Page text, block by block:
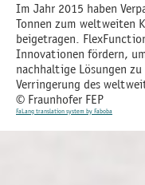
Im Jahr 2015 haben
Tonnen zum weltweiten
beigetragen.
Innovationen fördern,
nachhaltige Lösungen
Verringerung des
© Fraunhofer FEP
FaLang translation system by Faboba